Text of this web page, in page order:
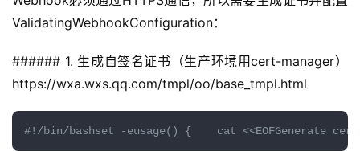
A
I
ValidatingWebhookConfiguration：
###### 1. 生成自签名证书（生产环境用cert-manager）
https://wxa.wxs.qq.com/tmpl/oo/base_tmpl.html
#!/bin/bashset -eusage() {    cat <<EOFGenerate